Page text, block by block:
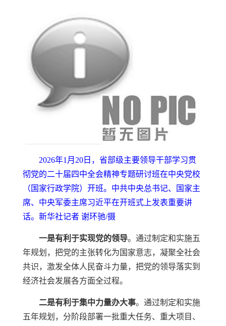
2026年1月20日，省部级主要领导干部学习贯
彻党的二十届四中全会精神专题研讨班在中央党校
（国家行政学院）开班。中共中央总书记、国家主
席、中央军委主席习近平在开班式上发表重要讲
话。新华社记者 谢环驰/摄
一是有利于实现党的领导。通过制定和实施五
年规划，把党的主张转化为国家意志，凝聚全社会
共识，激发全体人民奋斗力量，把党的领导落实到
经济社会发展各方面全过程。
二是有利于集中力量办大事。通过制定和实施
五年规划，分阶段部署一批重大任务、重大项目、